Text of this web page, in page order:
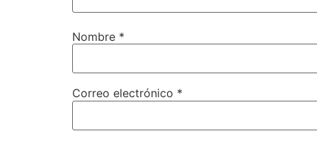
Nombre *
Correo electrónico *